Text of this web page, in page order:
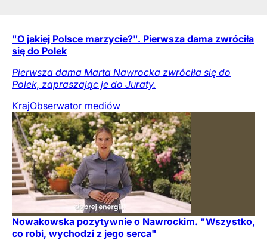
"O jakiej Polsce marzycie?". Pierwsza dama zwróciła
się do Polek
Pierwsza dama Marta Nawrocka zwróciła się do
Polek, zapraszając je do Juraty.
KrajObserwator mediów
Nowakowska pozytywnie o Nawrockim. "Wszystko,
co robi, wychodzi z jego serca"